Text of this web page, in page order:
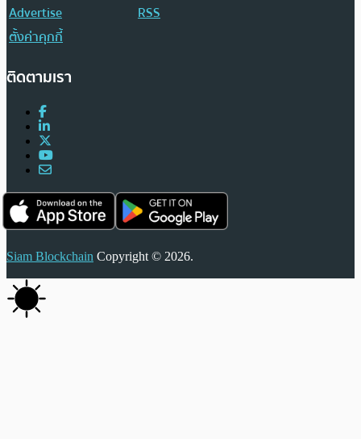
Advertise
RSS
ตั้งค่าคุกกี้
ติดตามเรา
Siam Blockchain Copyright © 2026.